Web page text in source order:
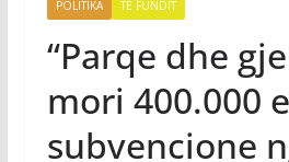
POLITIKA TË FUNDIT
“Parqe dhe
mori 400.000
subvencione